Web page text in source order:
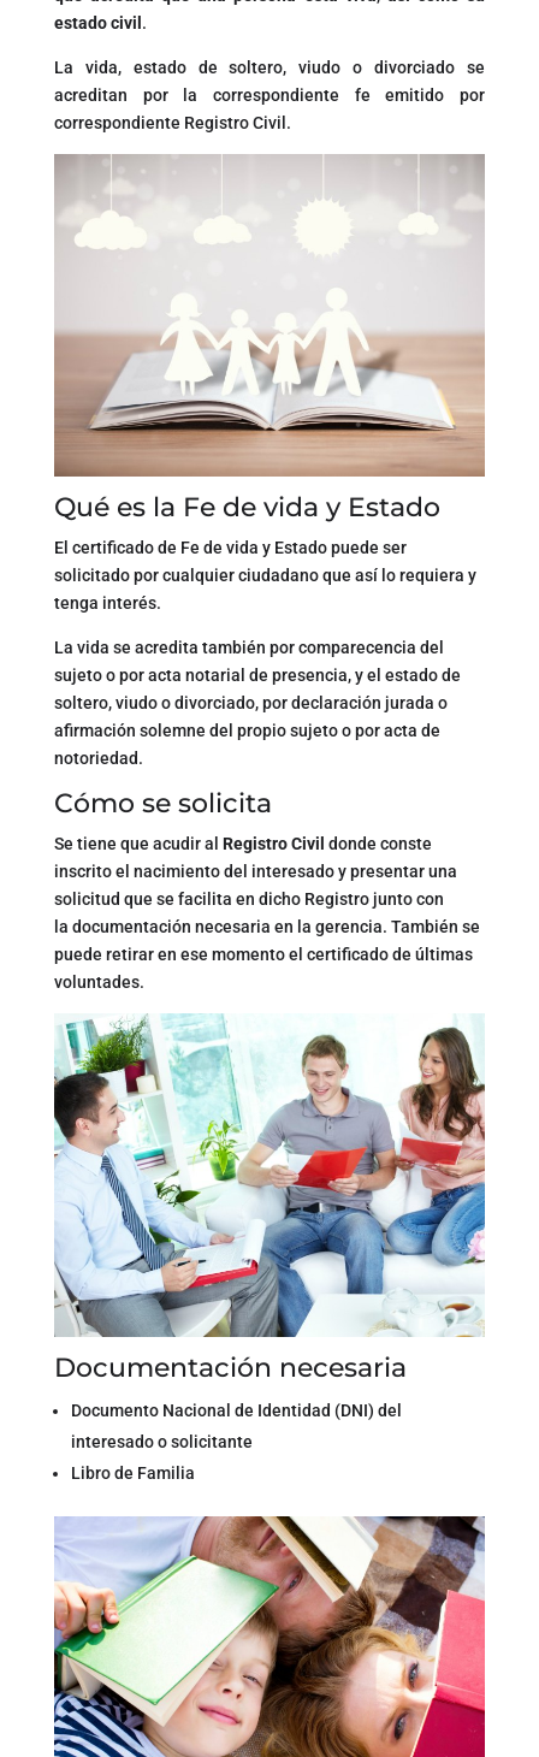
estado civil.
La vida, estado de soltero, viudo o divorciado se
acreditan por la correspondiente fe emitido por
correspondiente Registro Civil.
Qué es la Fe de vida y Estado
El certificado de Fe de vida y Estado puede ser
solicitado por cualquier ciudadano que así lo requiera y
tenga interés.
La vida se acredita también por comparecencia del
sujeto o por acta notarial de presencia, y el estado de
soltero, viudo o divorciado, por declaración jurada o
afirmación solemne del propio sujeto o por acta de
notoriedad.
Cómo se solicita
Se tiene que acudir al Registro Civil donde conste
inscrito el nacimiento del interesado y presentar una
solicitud que se facilita en dicho Registro junto con
la documentación necesaria en la gerencia. También se
puede retirar en ese momento el certificado de últimas
voluntades.
Documentación necesaria
Documento Nacional de Identidad (DNI) del
interesado o solicitante
Libro de Familia